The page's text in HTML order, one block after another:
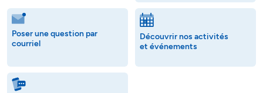
Poser une question par
courriel
Découvrir nos activités
et événements